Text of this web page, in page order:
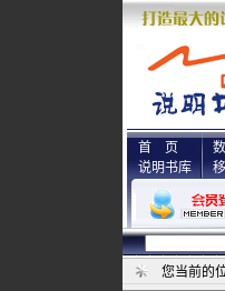
首 页
说明书库
您当前的